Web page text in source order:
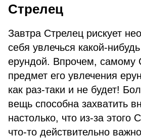
Стрелец
Завтра Стрелец рискует
себя увлечься какой-
ерундой. Впрочем, самому
предмет его увлечения
как раз-таки и не будет!
вещь способна захватить
настолько, что из-за этого
что-то действительно